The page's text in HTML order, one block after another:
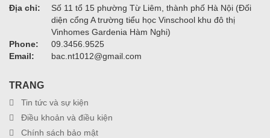
Địa chỉ:
Số 11 tổ 15 phường Từ Liêm, thành phố Hà Nội (Đối
diện cổng A trường tiểu học Vinschool khu đô thị
Vinhomes Gardenia Hàm Nghi)
Phone:
09.3456.9525
Email:
bac.nt1012@gmail.com
TRANG
Tin tức và sự kiện
Điều khoản và điều kiện
Chính sách bảo mật